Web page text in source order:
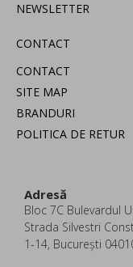
NEWSLETTER
CONTACT
CONTACT
SITE MAP
BRANDURI
POLITICA DE RETUR
Adresă
Bloc 7C Bulevardul
Strada Silvestri
1-14, București